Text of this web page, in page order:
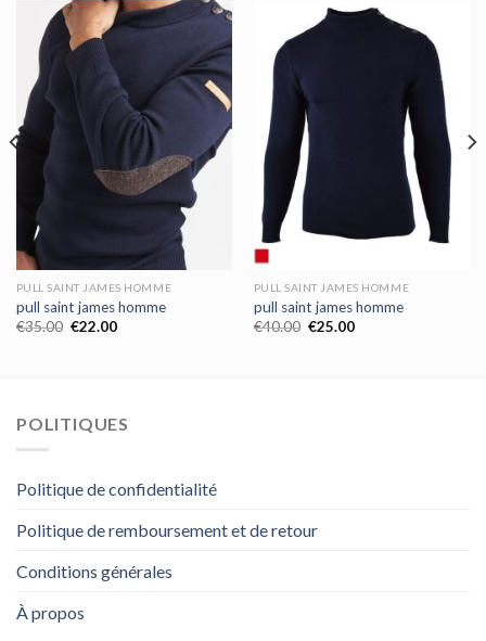
PULL SAINT JAMES HOMME
pull saint james homme
€35.00 €22.00
PULL SAINT JAMES HOMME
pull saint james homme
€40.00 €25.00
POLITIQUES
Politique de confidentialité
Politique de remboursement et de retour
Conditions générales
À propos